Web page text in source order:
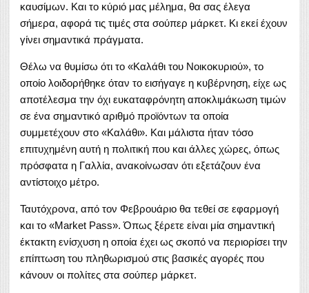
καυσίμων. Και το κύριό μας μέλημα, θα σας έλεγα
σήμερα, αφορά τις τιμές στα σούπερ μάρκετ. Κι εκεί έχουν
γίνει σημαντικά πράγματα.
Θέλω να θυμίσω ότι το «Καλάθι του Νοικοκυριού», το
οποίο λοιδορήθηκε όταν το εισήγαγε η κυβέρνηση, είχε ως
αποτέλεσμα την όχι ευκαταφρόνητη αποκλιμάκωση τιμών
σε ένα σημαντικό αριθμό προϊόντων τα οποία
συμμετέχουν στο «Καλάθι». Και μάλιστα ήταν τόσο
επιτυχημένη αυτή η πολιτική που και άλλες χώρες, όπως
πρόσφατα η Γαλλία, ανακοίνωσαν ότι εξετάζουν ένα
αντίστοιχο μέτρο.
Ταυτόχρονα, από τον Φεβρουάριο θα τεθεί σε εφαρμογή
και το «Market Pass». Όπως ξέρετε είναι μία σημαντική
έκτακτη ενίσχυση η οποία έχει ως σκοπό να περιορίσει την
επίπτωση του πληθωρισμού στις βασικές αγορές που
κάνουν οι πολίτες στα σούπερ μάρκετ.